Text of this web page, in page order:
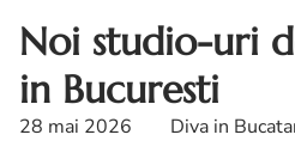
Noi studio-uri
in Bucuresti
28 mai 2026 Diva in